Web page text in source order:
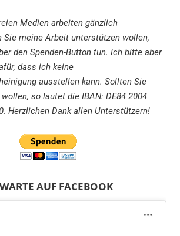
Medien arbeiten gänzlich
Sie meine Arbeit unterstützen wollen,
den Spenden-Button tun. Ich bitte aber
dass ich keine
ausstellen kann. Sollten Sie
so lautet die IBAN: DE84 2004
Herzlichen Dank allen Unterstützern!
AUF FACEBOOK